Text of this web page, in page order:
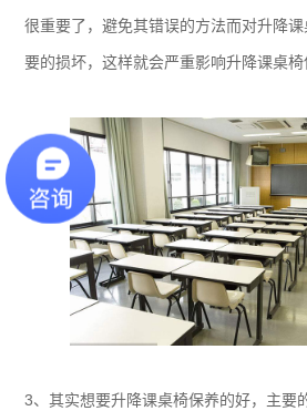
很重要了，避免其错误的方法而对升降
要的损坏，这样就会严重影响升降课桌椅
3、其实想要升降课桌椅保养的好，主要